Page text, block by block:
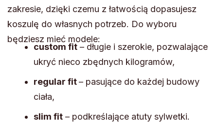
zakresie, dzięki czemu z łatwością dopasujesz
koszulę do własnych potrzeb. Do wyboru
będziesz mieć modele:
custom fit – długie i szerokie, pozwalające
ukryć nieco zbędnych kilogramów,
regular fit– pasujące do każdej budowy
ciała,
slim fit – podkreślające atuty sylwetki.